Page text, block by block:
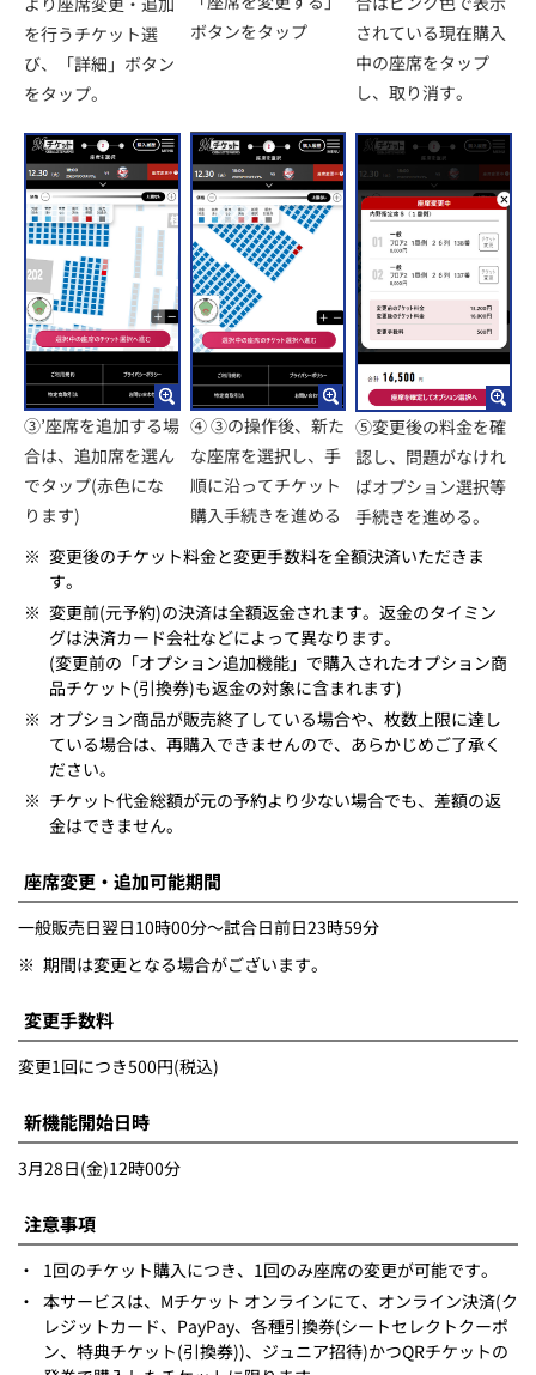
を行うチケット選
び、「詳細」ボタン
をタップ。
ボタンをタップ
されている現在購入
中の座席をタップ
し、取り消す。
③’座席を追加する場
合は、追加席を選ん
でタップ(赤色にな
ります)
④ ③の操作後、新た
な座席を選択し、手
順に沿ってチケット
購入手続きを進める
⑤変更後の料金を確
認し、問題がなけれ
ばオプション選択等
手続きを進める。
※ 変更後のチケット料金と変更手数料を全額決済いただきま
す。
※ 変更前(元予約)の決済は全額返金されます。返金のタイミン
グは決済カード会社などによって異なります。
(変更前の「オプション追加機能」で購入されたオプション商
品チケット(引換券)も返金の対象に含まれます)
※ オプション商品が販売終了している場合や、枚数上限に達し
ている場合は、再購入できませんので、あらかじめご了承く
ださい。
※ チケット代金総額が元の予約より少ない場合でも、差額の返
金はできません。
座席変更・追加可能期間
一般販売日翌日10時00分～試合日前日23時59分
※ 期間は変更となる場合がございます。
変更手数料
変更1回につき500円(税込)
新機能開始日時
3月28日(金)12時00分
注意事項
・
1回のチケット購入につき、1回のみ座席の変更が可能です。
・ 本サービスは、Mチケット オンラインにて、オンライン決済(ク
レジットカード、PayPay、各種引換券(シートセレクトクーポ
ン、特典チケット(引換券))、ジュニア招待)かつQRチケットの